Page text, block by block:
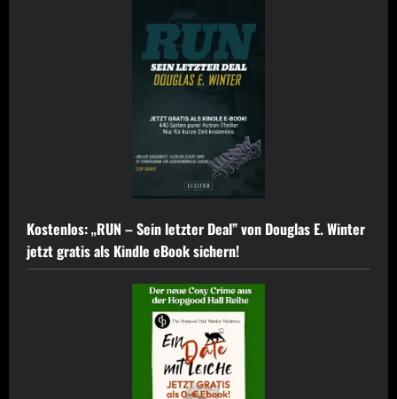
Kostenlos: „RUN – Sein letzter Deal” von Douglas E. Winter
jetzt gratis als Kindle eBook sichern!